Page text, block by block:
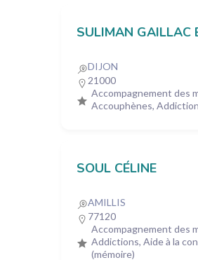
SULIMAN GAILLAC
DIJON
21000
Accompagnement des
Accouphènes,
SOUL CÉLINE
AMILLIS
77120
Accompagnement des
Addictions, Aide à la
(mémoire)